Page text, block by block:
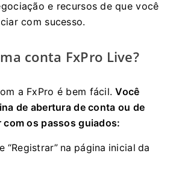
e recursos de que você
com sucesso.
conta FxPro Live?
a FxPro é bem fácil.Você
de abertura de conta ou de
os passos guiados:
“Registrar” na página inicial da